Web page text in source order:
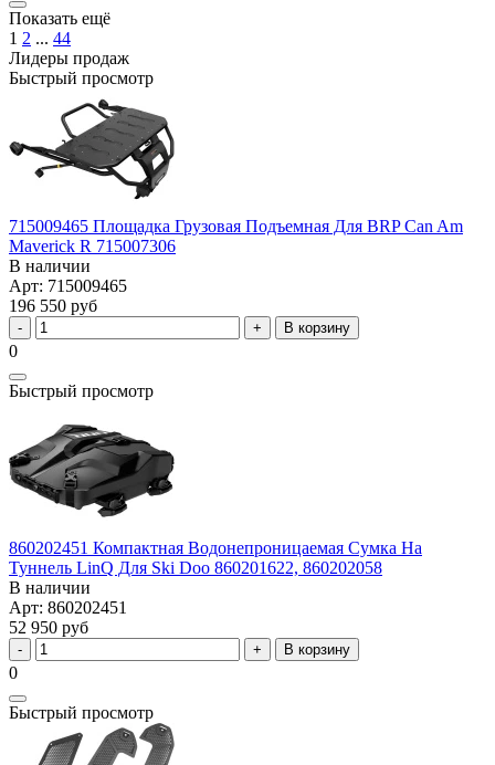
Показать ещё
1 2 ... 44
Лидеры продаж
Быстрый просмотр
715009465 Площадка Грузовая Подъемная Для BRP Can Am
Maverick R 715007306
В наличии
Арт: 715009465
196 550 руб
В корзину
0
Быстрый просмотр
860202451 Компактная Водонепроницаемая Сумка На
Туннель LinQ Для Ski Doo 860201622, 860202058
В наличии
Арт: 860202451
52 950 руб
В корзину
0
Быстрый просмотр